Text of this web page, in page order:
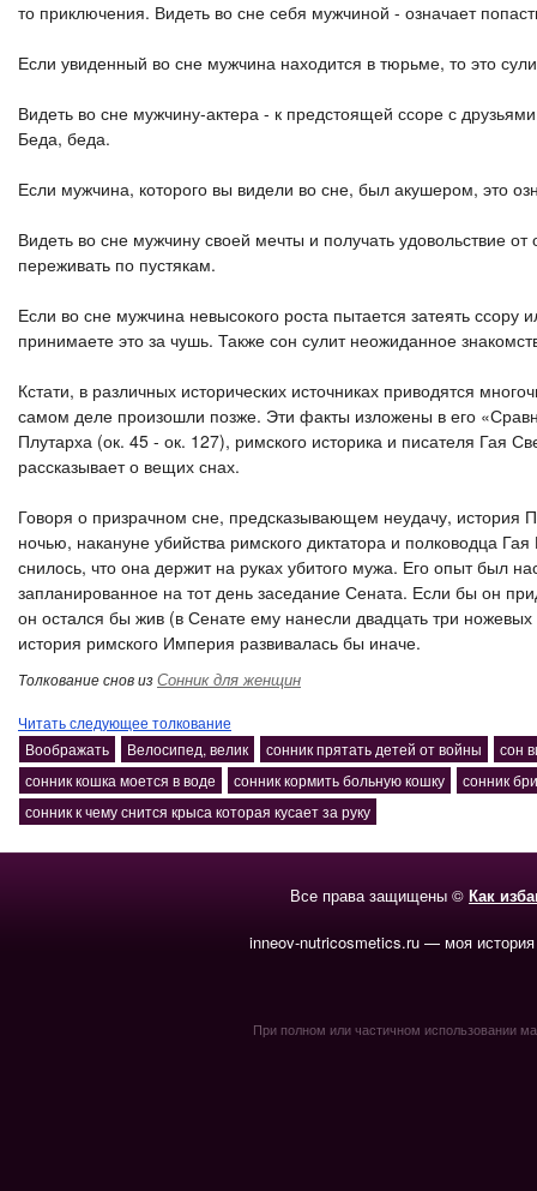
то приключения. Видеть во сне себя мужчиной - означает
Если увиденный во сне мужчина находится в тюрьме, то это
Видеть во сне мужчину-актера - к предстоящей ссоре с
Беда, беда.
Если мужчина, которого вы видели во сне, был акушером, это
Видеть во сне мужчину своей мечты и получать удовольствие
переживать по пустякам.
Если во сне мужчина невысокого роста пытается затеять
принимаете это за чушь. Также сон сулит неожиданное
Кстати, в различных исторических источниках приводятся
самом деле произошли позже. Эти факты изложены в его
Плутарха (ок. 45 - ок. 127), римского историка и писателя Гая
рассказывает о вещих снах.
Говоря о призрачном сне, предсказывающем неудачу,
ночью, накануне убийства римского диктатора и полководца
снилось, что она держит на руках убитого мужа. Его опыт был
запланированное на тот день заседание Сената. Если бы он
он остался бы жив (в Сенате ему нанесли двадцать три
история римского Империя развивалась бы иначе.
Толкование снов изСонник для женщин
Читать следующее толкование
Воображать
Велосипед, велик сонник прятать детей от войны
сон
сонник кошка моется в воде
сонник кормить больную кошку
сонник
сонник к чему снится крыса которая кусает за руку
Все права защищены © Как
inneov-nutricosmetics.ru — моя
При полном или частичном использовании